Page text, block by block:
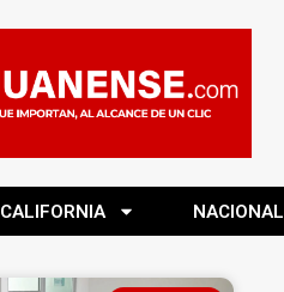
NACIONAL